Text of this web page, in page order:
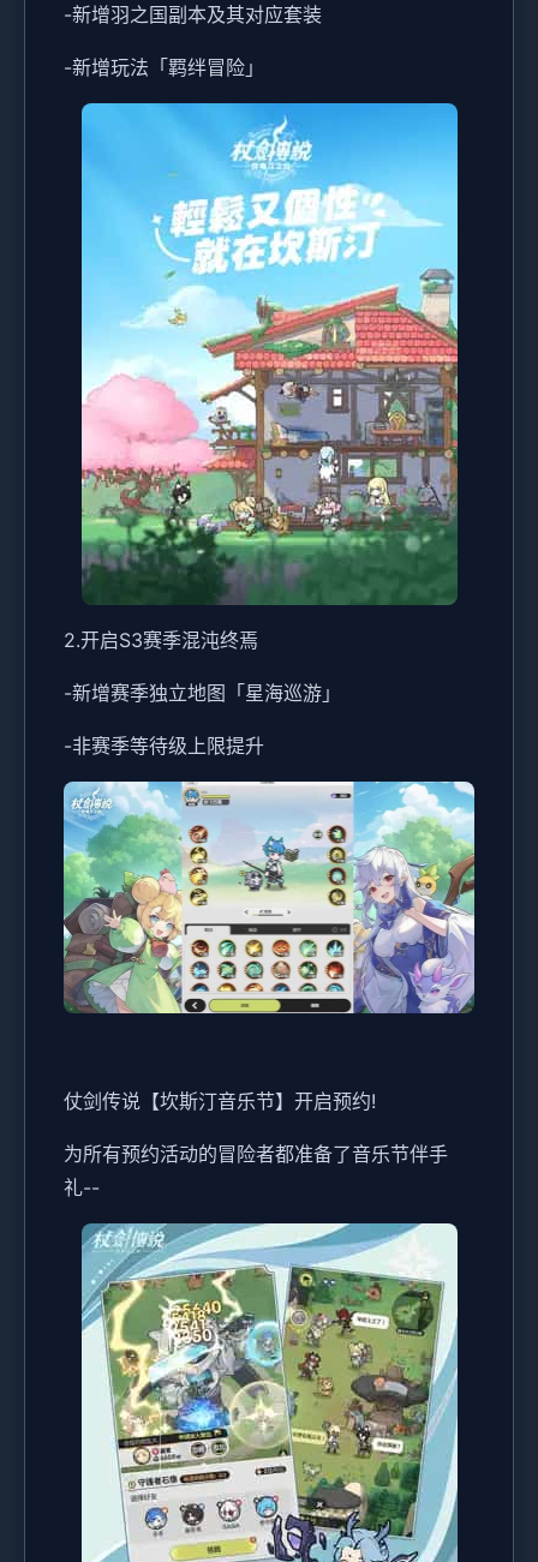
-新增羽之国副本及其对应套装
-新增玩法「羁绊冒险」
2.开启S3赛季混沌终焉
-新增赛季独立地图「星海巡游」
-非赛季等待级上限提升
仗剑传说【坎斯汀音乐节】开启预约!
为所有预约活动的冒险者都准备了音乐节伴手
礼--